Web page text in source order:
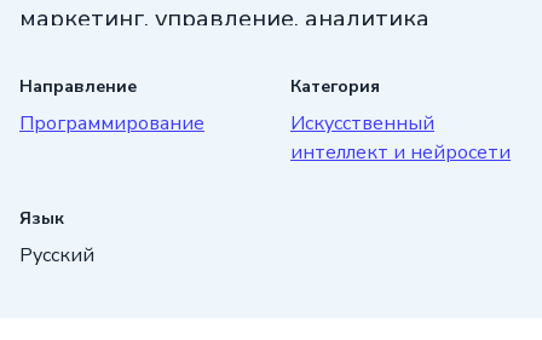
маркетинг, управление, аналитика
к курсу и оставайтесь в курсе последних
технологических трендов.
Направление
Программирование
Категория
Искусственный
интеллект и нейросети
Язык
Русский